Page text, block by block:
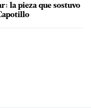
la pieza que sostuvo